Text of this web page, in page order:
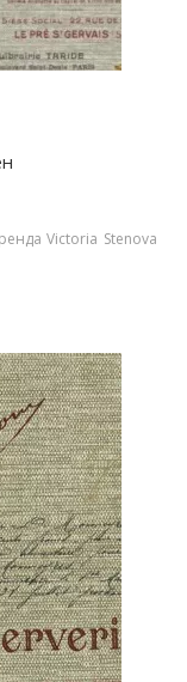
Victoria Stenova